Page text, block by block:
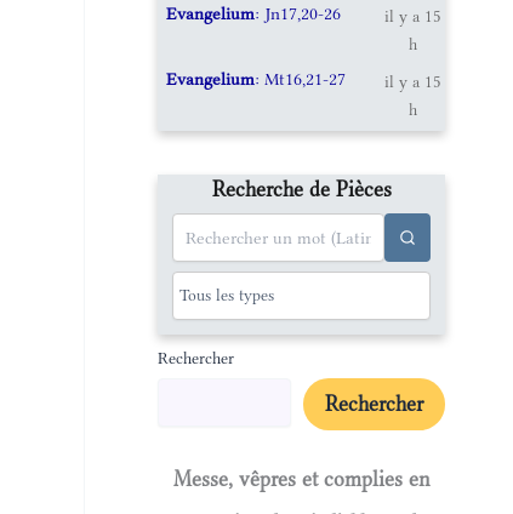
Evangelium: Jn17,20-26
il y a 15
h
Evangelium: Mt16,21-27
il y a 15
h
Recherche de Pièces
Rechercher
Rechercher
Messe, vêpres et complies en